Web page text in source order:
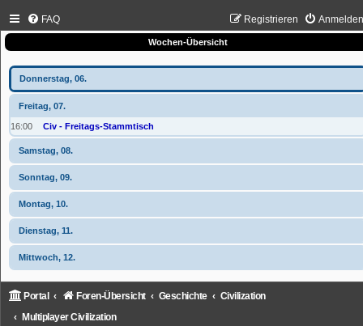
FAQ Registrieren
Wochen-Übersicht
Donnerstag, 06.
Freitag, 07.
16:00 Civ - Freitags-Stammtisch
Samstag, 08.
Sonntag, 09.
Montag, 10.
Dienstag, 11.
Mittwoch, 12.
Portal Foren-Übersicht Geschichte
Civilization
Multiplayer Civilization